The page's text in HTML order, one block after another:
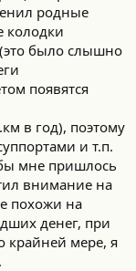
родные
колодки
было слышно
появятся
в год), поэтому
и т.п.
мне пришлось
внимание на
похожи на
денег, при
крайней мере, я